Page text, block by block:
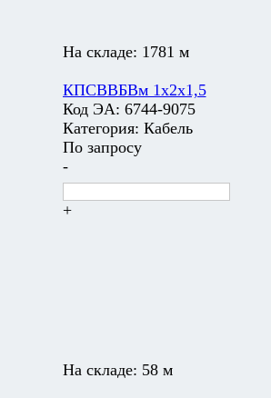
На складе: 1781 м
КПСВВБВм 1х2х1,5
Код ЭА: 6744-9075
Категория: Кабель
По запросу
-
+
На складе: 58 м